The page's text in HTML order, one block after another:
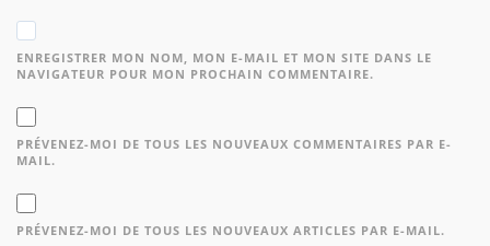
ENREGISTRER MON NOM, MON E-MAIL ET MON SITE DANS LE
NAVIGATEUR POUR MON PROCHAIN COMMENTAIRE.
PRÉVENEZ-MOI DE TOUS LES NOUVEAUX COMMENTAIRES PAR E-
MAIL.
PRÉVENEZ-MOI DE TOUS LES NOUVEAUX ARTICLES PAR E-MAIL.